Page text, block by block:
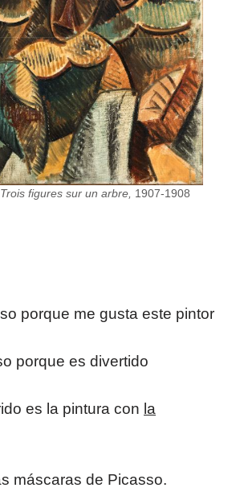
Trois figures sur un arbre, 1907-1908
porque me gusta este pintor
porque es divertido
es la pintura con la
máscaras de Picasso.